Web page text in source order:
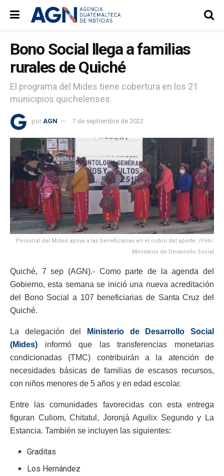
Bono Social llega a familias
rurales de Quiché
El programa del Mides tiene cobertura en los 21
municipios quichelenses.
por AGN 7 de septiembre de 2022
Personal del Mides apoya a las beneficiarias en el cobro del aporte. /Foto:
Ministerio de Desarrollo Social
Quiché, 7 sep (AGN).- Como parte de la agenda del
Gobierno, esta semana se inició una nueva acreditación
del Bono Social a 107 beneficiarias de Santa Cruz del
Quiché.
La delegación del
Ministerio de Desarrollo Social
(Mides)
informó que las transferencias monetarias
condicionadas (TMC) contribuirán a la atención de
necesidades básicas de familias de escasos recursos,
con niños menores de 5 años y en edad escolar.
Entre las comunidades favorecidas con esta entrega
figuran Culiom, Chitatul, Joronjá Aguilix Segundo y La
Estancia. También se incluyen las siguientes:
Graditas
Los Hernández